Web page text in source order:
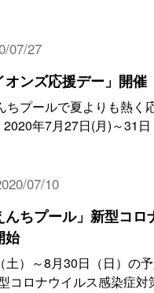
07/27
オンズ応援デー」開催
ちプールで夏よりも熱
年7月27日(月)～31日
07/10
んちプール」新型コ
始
）～8月30日（日）の
コロナウイルス感染症